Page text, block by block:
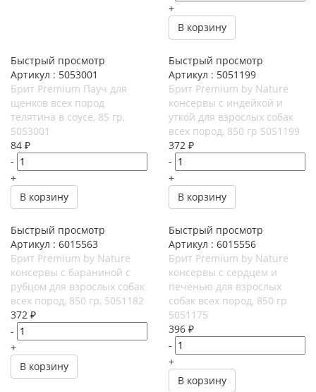
+
В корзину
Быстрый просмотр
Артикул : 5053001
Брит Premium Пауч для
щенков всех пород
телятина в соусе, 85 гр,
5053001
84 ₽
-
+
В корзину
Быстрый просмотр
Артикул : 5051199
Брит Premium by Nature
консервы с индейкой и
уткой для взрослых собак
всех пород, 850 гр 5051199
372 ₽
-
+
В корзину
Быстрый просмотр
Артикул : 6015563
Брит Premium by Nature
консервы с бараниной с
рубцом для взрослых собак
всех пород, 850 гр, 5051182
372 ₽
-
+
В корзину
Быстрый просмотр
Артикул : 6015556
Брит Premium by Nature
консервы с сердцем и
печенью для взрослых
собак всех пород, 850 гр
5051175
396 ₽
-
+
В корзину